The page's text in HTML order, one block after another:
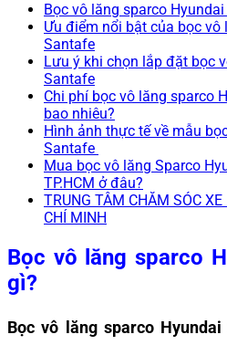
Bọc vô lăng sparco
Ưu điểm nổi bật của bọc vô
Santafe
Lưu ý khi chọn lắp đặt bọc
Santafe
Chi phí bọc vô lăng sparco
bao nhiêu?
Hình ảnh thực tế về mẫu
Santafe
Mua bọc vô lăng Sparco
TP.HCM ở đâu?
TRUNG TÂM CHĂM SÓC
CHÍ MINH
Bọc vô lăng sparco
gì?
Bọc vô lăng sparco Hyundai